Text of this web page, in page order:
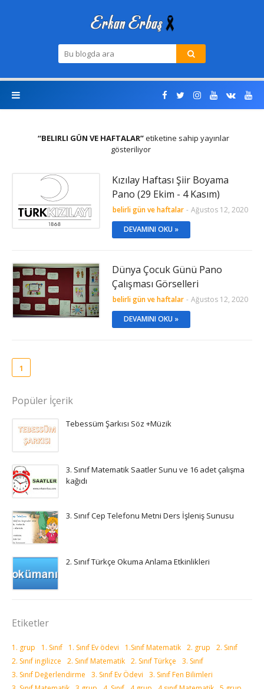
BELIRLI GÜN VE HAFTALAR etiketine sahip yayınlar
gösteriliyor
Kızılay Haftası Şiir Boyama
Pano (29 Ekim - 4 Kasım)
belirli gün ve haftalar - Ağustos 12, 2020
DEVAMINI OKU »
Dünya Çocuk Günü Pano
Çalışması Görselleri
belirli gün ve haftalar - Ağustos 12, 2020
DEVAMINI OKU »
1
Popüler İçerik
Tebessüm Şarkısı Söz +Müzik
3. Sınıf Matematik Saatler Sunu ve 16 adet çalışma
kağıdı
3. Sınıf Cep Telefonu Metni Ders İşleniş Sunusu
2. Sınıf Türkçe Okuma Anlama Etkinlikleri
Etiketler
1. grup 1. Sınıf 1. Sınıf Ev ödevi 1.Sınıf Matematik 2. grup
2. Sınıf
2. Sınıf ingilizce
2. Sınıf Matematik 2. Sınıf Türkçe
3. Sınıf
3. Sınıf Değerlendirme
3. Sınıf Ev Ödevi
3. Sınıf Fen Bilimleri